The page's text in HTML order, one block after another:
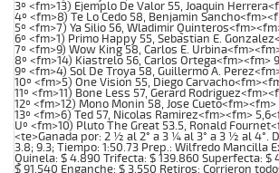
3º <fm>13) Ejemplo De Valor 55, Joaquin
4º <fm>8) Te Lo Cedo 58, Benjamin
5º <fm>7) Ya Silio 56, Wladimir
6º <fm>1) Primo Happy 55, Sebastian E.
7º <fm>9) Wow King 58, Carlos E.
8º <fm>14) Kiastrelo 56, Carlos Ortega<fm><fm>
9º <fm>4) Sol De Troya 58, Guillermo A.
10º <fm>5) One Vision 55, Diego
11º <fm>11) Bone Less 57, Gerard
12º <fm>12) Mono Monin 58, Jose
13º <fm>6) Ted 57, Nicolas Ramirez<fm><fm>
Uº <fm>10) Pluto The Great 53.5, Ronald
<te>Ganada por: 2 ½ al 2° a 3 ¼ al 3° a 3 ½ al 4°.
3.8; 9.3; Tiempo: 1:50.73 Prep.: Wilfredo Mancilla
Quinela: $ 4.890 Trifecta: $ 139.860 Superfecta: $
$ 91.540 Enganche: $ 3.550 Retiros: Corrieron